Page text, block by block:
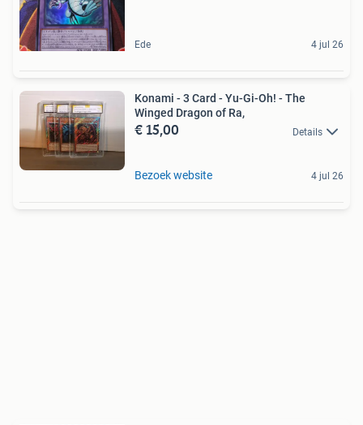
Ede 4 jul 26
Konami - 3 Card - Yu-Gi-Oh! - The
Winged Dragon of Ra,
€ 15,00 Details
Bezoek website 4 jul 26